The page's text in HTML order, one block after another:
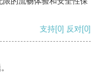
支持[0] 反对[0]